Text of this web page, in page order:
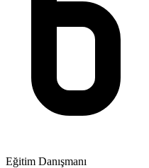
Eğitim Danışmanı